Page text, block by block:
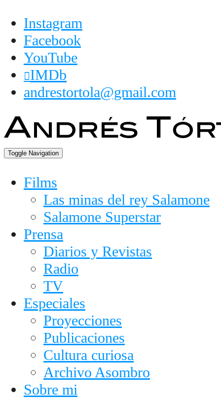
Instagram
Facebook
YouTube
IMDb
andrestortola@gmail.com
Toggle Navigation
Films
Las minas del rey Salamone
Salamone Superstar
Prensa
Diarios y Revistas
Radio
TV
Especiales
Proyecciones
Publicaciones
Cultura curiosa
Archivo Asombro
Sobre mi